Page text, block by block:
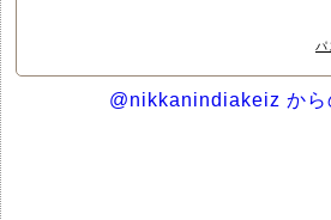
@nikkanindiakeiz から